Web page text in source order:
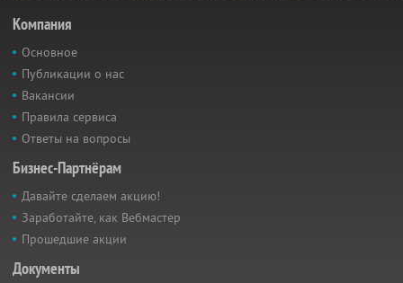
Компания
Основное
Публикации о нас
Вакансии
Правила сервиса
Ответы на вопросы
Бизнес-Партнёрам
Давайте сделаем акцию!
Заработайте, как Вебмастер
Прошедшие акции
Документы